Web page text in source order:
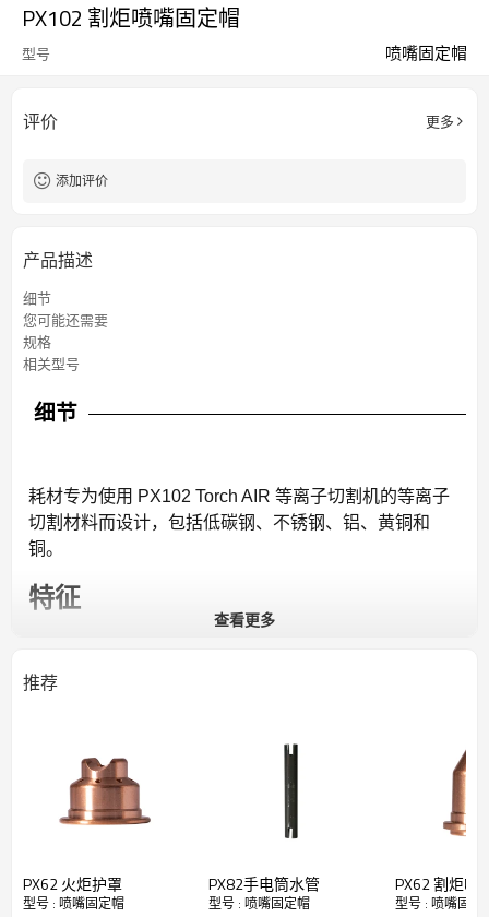
PX102 割炬喷嘴固定帽
型号 喷嘴固定帽
评价 更多
添加评价
产品描述
细节
您可能还需要
规格
相关型号
细节
耗材专为使用 PX102 Torch AIR 等离子切割机的等离子
切割材料而设计，包括低碳钢、不锈钢、铝、黄铜和
铜。
特征
必须购买数量为 1
查看更多
推荐
PX62 火炬护罩
型号 : 喷嘴固定帽
PX82手电筒水管
型号 : 喷嘴固定帽
PX62 割炬喷
型号 : 喷嘴固定